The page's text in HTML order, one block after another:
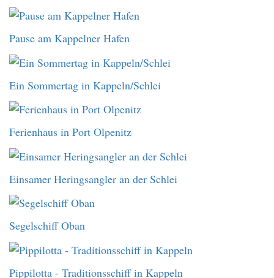
Pause am Kappelner Hafen
Ein Sommertag in Kappeln/Schlei
Ferienhaus in Port Olpenitz
Einsamer Heringsangler an der Schlei
Segelschiff Oban
Pippilotta - Traditionsschiff in Kappeln